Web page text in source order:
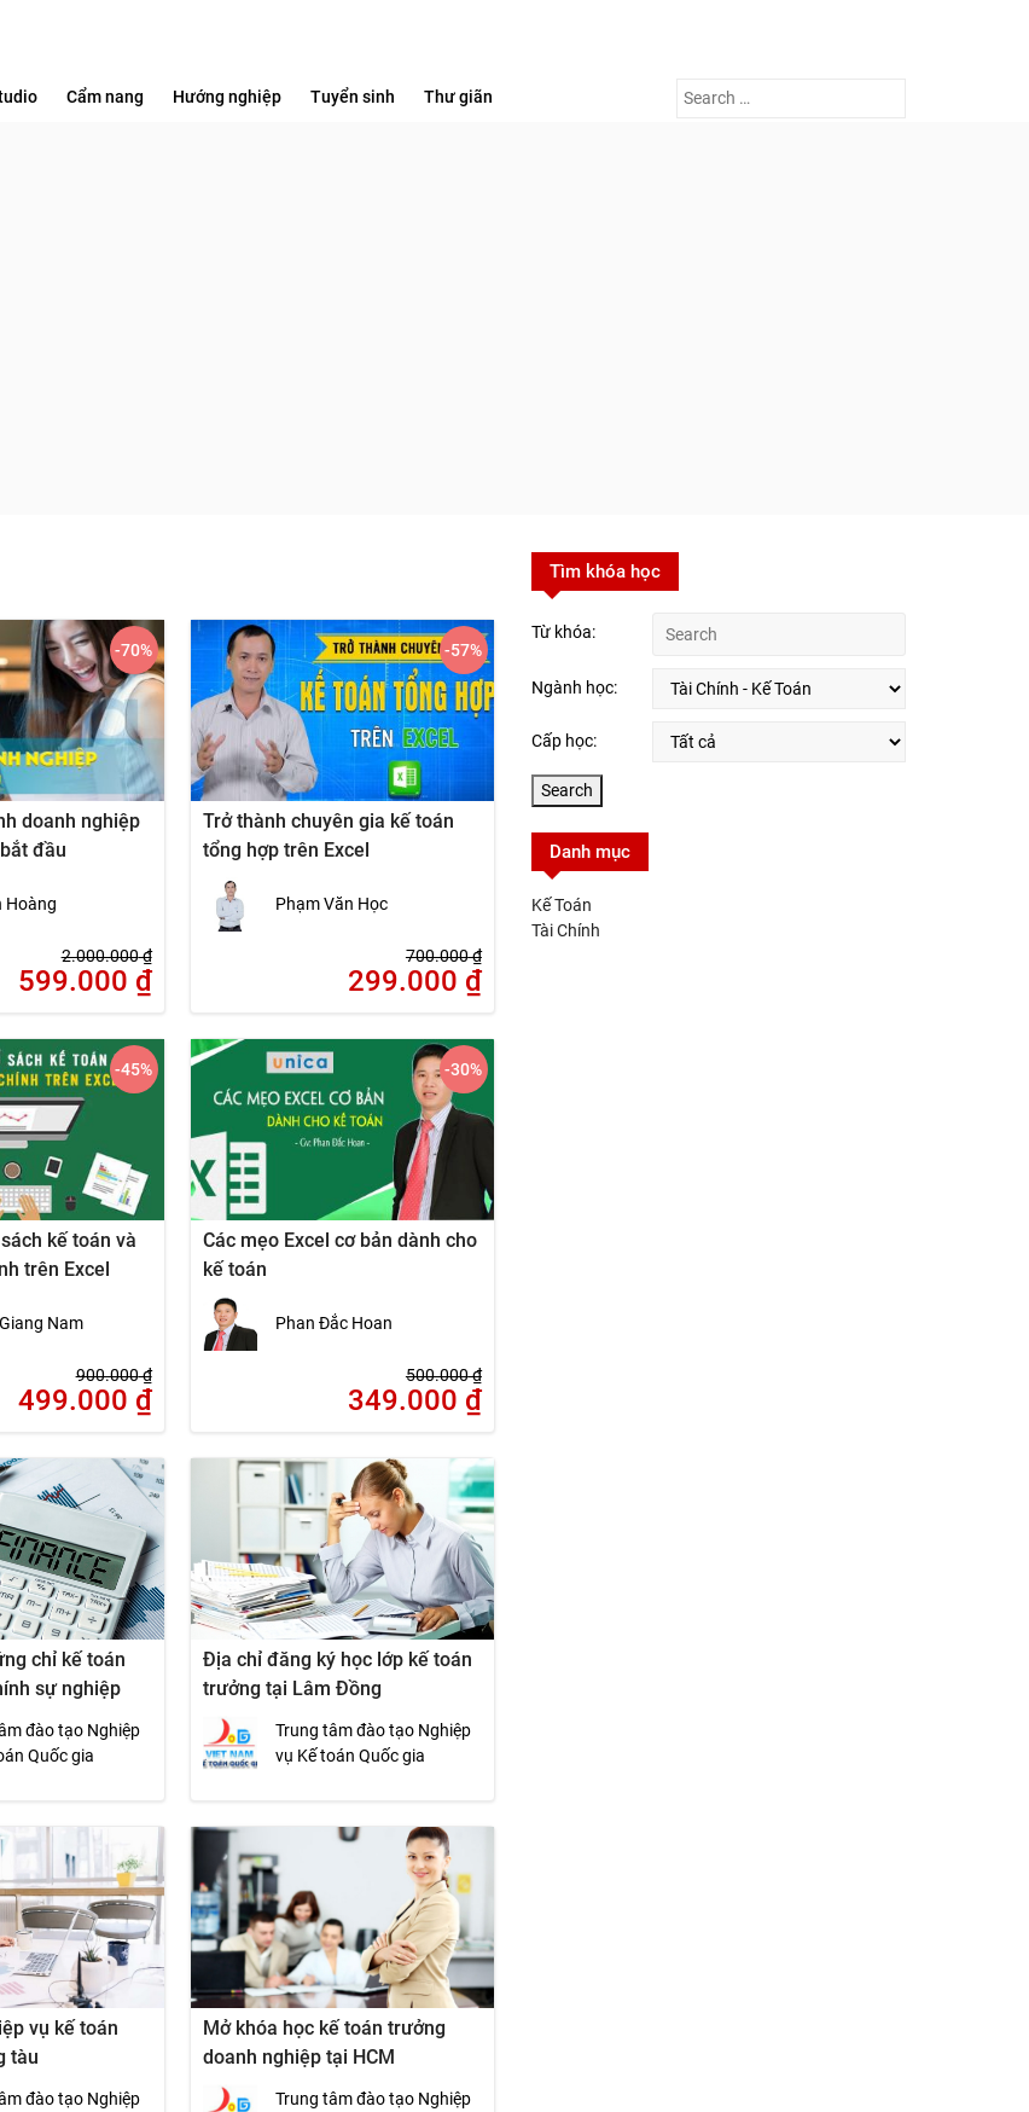
Search
Cẩm nang Hướng nghiệp Tuyển sinh Thư giãn
doanh nghiệp
đầu
Hoàng
2.000.000₫
599.000 ₫
-70%
Trở thành chuyên gia kế toán
tổng hợp trên Excel
Phạm Văn Học
700.000₫
299.000 ₫
-57%
kế toán và
trên Excel
Nam
900.000₫
499.000 ₫
-45%
Các mẹo Excel cơ bản dành cho
kế toán
Phan Đắc Hoan
500.000₫
349.000 ₫
-30%
chỉ kế toán
sự nghiệp
đào tạo Nghiệp
Quốc gia
Địa chỉ đăng ký học lớp kế toán
trưởng tại Lâm Đồng
Trung tâm đào tạo Nghiệp
vụ Kế toán Quốc gia
vụ kế toán
tàu
đào tạo Nghiệp
Mở khóa học kế toán trưởng
doanh nghiệp tại HCM
Trung tâm đào tạo Nghiệp
Tìm khóa học
Từ khóa:
Ngành học:
Cấp học:
Danh mục
Kế Toán
Tài Chính